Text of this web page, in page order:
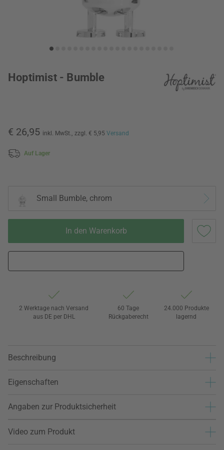
Hoptimist - Bumble
€ 26,95 inkl. MwSt., zzgl. € 5,95 Versand
Auf Lager
Small Bumble, chrom
In den Warenkorb
2 Werktage nach Versand
aus DE per DHL
60 Tage
Rückgaberecht
24.000 Produkte
lagernd
Beschreibung
Eigenschaften
Angaben zur Produktsicherheit
Video zum Produkt